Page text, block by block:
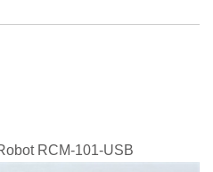
RCM-101-USB